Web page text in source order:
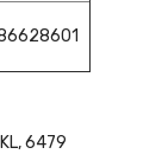
6479